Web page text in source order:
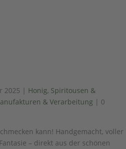
2025 | Honig, Spiritousen &
& Verarbeitung | 0
kann! Handgemacht, voller
– direkt aus der schönen